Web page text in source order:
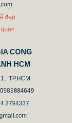
đẹp
CONG
HCM
TP.HCM
0983884649
3794337